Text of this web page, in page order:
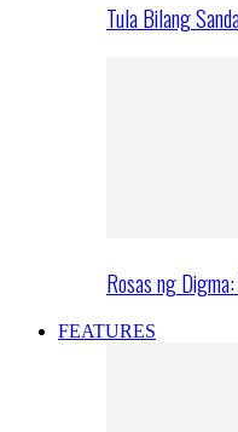
Tula Bilang
Rosas ng
FEATURES